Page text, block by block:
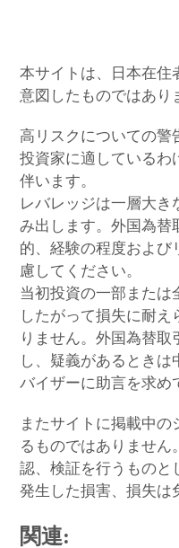
本サイトは、日本在住
意図したものではあり
高リスクについての警
投資家に適しているわ
伴います。
レバレッジは一層大き
み出します。外国為替
的、経験の程度および
慮してください。
当初投資の一部または
したがって損失に耐
りません。外国為替
し、疑義があるとき
バイザーに助言を求め
またサイトに掲載中
るものではありません
認、検証を行うものと
発生した損害、損失は
関連: